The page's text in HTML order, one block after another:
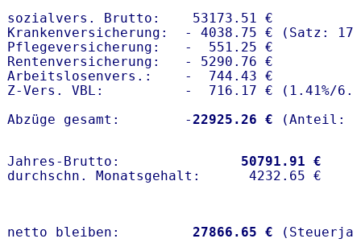
sozialvers. Brutto:    53173.51 €
Krankenversicherung:  - 4038.75 € (Satz:
Pflegeversicherung:   -  551.25 €
Rentenversicherung:   - 5290.76 €
Arbeitslosenvers.:    -  744.43 €
Z-Vers. VBL:          -  716.17 € ( 1.41%/
Abzüge gesamt:        -22925.26 €
Jahres-Brutto: 50791.91 €
netto bleiben: 27866.65 €